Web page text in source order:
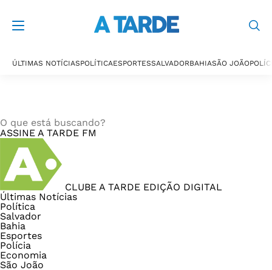
ÚLTIMAS NOTÍCIASPOLÍTICAESPORTESSALVADORBAHIASÃO JOÃO
ASSINE A TARDE FM
CLUBE A TARDE EDIÇÃO DIGITAL
Últimas Notícias
Política
Salvador
Bahia
Esportes
Polícia
Economia
São João